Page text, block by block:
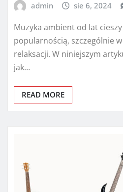
admin sie 6, 2024
Muzyka ambient od lat
popularnością, szczególnie
relaksacji. W niniejszym
jak…
READ MORE